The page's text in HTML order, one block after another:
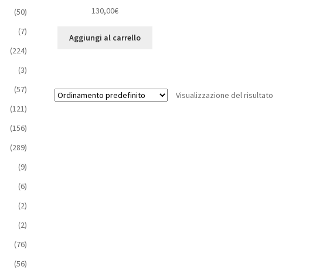
130,00€
Aggiungi al carrello
Visualizzazione del risultato
(50)
(7)
(224)
(3)
(57)
(121)
(156)
(289)
(9)
(6)
(2)
(2)
(76)
(56)